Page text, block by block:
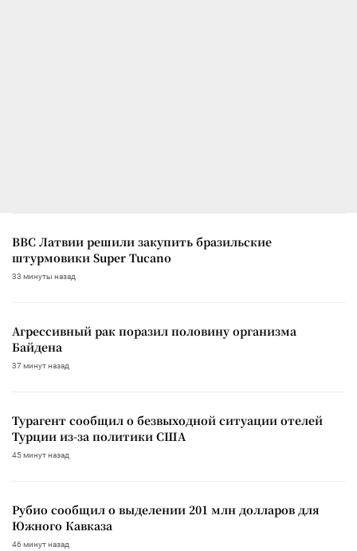
ВВС Латвии решили закупить бразильские
штурмовики Super Tucano
33 минуты назад
Агрессивный рак поразил половину организма
Байдена
37 минут назад
Турагент сообщил о безвыходной ситуации отелей
Турции из-за политики США
45 минут назад
Рубио сообщил о выделении 201 млн долларов для
Южного Кавказа
46 минут назад